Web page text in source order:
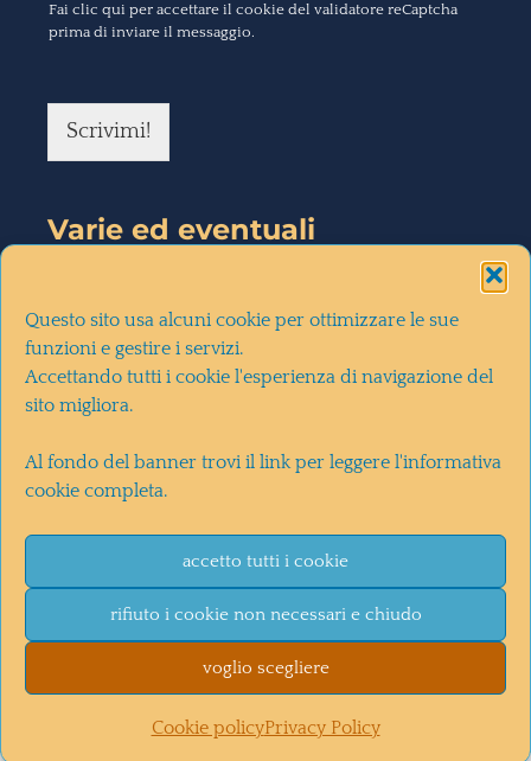
Questo sito usa alcuni cookie per ottimizzare le sue
funzioni e gestire i servizi.
Accettando tutti i cookie l'esperienza di navigazione del
sito migliora.
Al fondo del banner trovi il link per leggere l'informativa
cookie completa.
accetto tutti i cookie
rifiuto i cookie non necessari e chiudo
voglio scegliere
Cookie policyPrivacy Policy
Fai clic qui per accettare il cookie del validatore reCaptcha
prima di inviare il messaggio.
Scrivimi!
Varie ed eventuali
la mia intervista a
(28-
10-2020)
Corriere della Sera (30-10-2020)
Blog di Luca De Biase(27/10/2020)
© Fabio Bonifacci 2009 - 2026 |privacy policy
policy| webdesignkatia donato| illustrazioniRoberto
Mastai